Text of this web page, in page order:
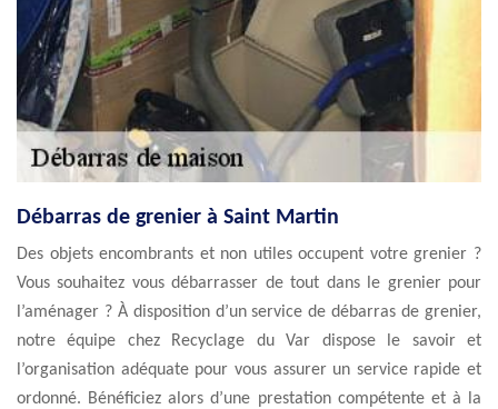
Débarras de grenier à Saint Martin
Des objets encombrants et non utiles occupent votre grenier ?
Vous souhaitez vous débarrasser de tout dans le grenier pour
l’aménager ? À disposition d’un service de débarras de grenier,
notre équipe chez Recyclage du Var dispose le savoir et
l’organisation adéquate pour vous assurer un service rapide et
ordonné. Bénéficiez alors d’une prestation compétente et à la